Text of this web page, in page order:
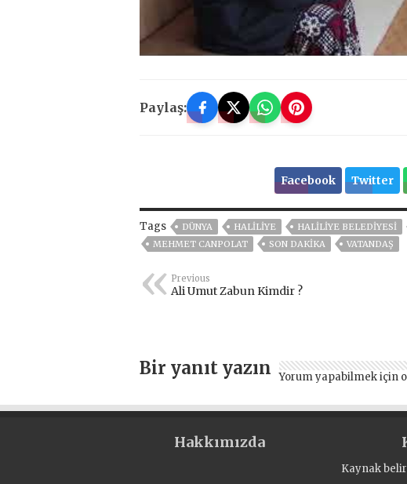
Paylaş:
Facebook Twitter
Tags DÜNYA HALILIYE HALİLİYE BELEDİYESİ
MEHMET CANPOLAT
SON DAKIKA VATANDAŞ
Previous
Ali Umut Zabun Kimdir ?
Bir yanıt yazın Yorum yapabilmek için
Hakkımızda
Kaynak